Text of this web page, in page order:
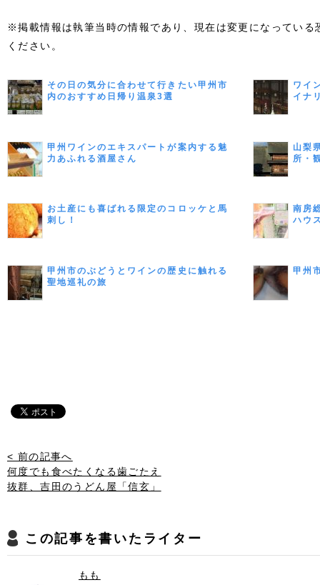
※掲載情報は執筆当時の情報であり、現在は変更になっている
ください。
その日の気分に合わせて行きたい甲州市
内のおすすめ日帰り温泉3選
ワイ
イナ
甲州ワインのエキスパートが案内する魅
力あふれる酒屋さん
山梨
所・
お土産にも喜ばれる限定のコロッケと馬
刺し！
南房
ハウ
甲州市のぶどうとワインの歴史に触れる
聖地巡礼の旅
甲州
< 前の記事へ
何度でも食べたくなる歯ごたえ
抜群、吉田のうどん屋「信玄」
この記事を書いたライター
もも